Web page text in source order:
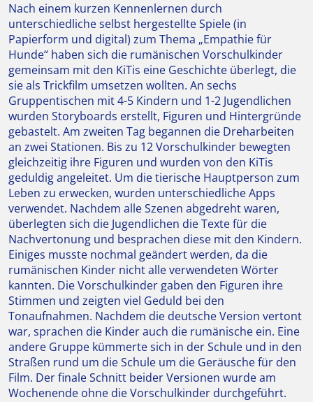
Nach einem kurzen Kennenlernen durch
unterschiedliche selbst hergestellte Spiele (in
Papierform und digital) zum Thema „Empathie für
Hunde“ haben sich die rumänischen Vorschulkinder
gemeinsam mit den KiTis eine Geschichte überlegt, die
sie als Trickfilm umsetzen wollten. An sechs
Gruppentischen mit 4-5 Kindern und 1-2 Jugendlichen
wurden Storyboards erstellt, Figuren und Hintergründe
gebastelt. Am zweiten Tag begannen die Dreharbeiten
an zwei Stationen. Bis zu 12 Vorschulkinder bewegten
gleichzeitig ihre Figuren und wurden von den KiTis
geduldig angeleitet. Um die tierische Hauptperson zum
Leben zu erwecken, wurden unterschiedliche Apps
verwendet. Nachdem alle Szenen abgedreht waren,
überlegten sich die Jugendlichen die Texte für die
Nachvertonung und besprachen diese mit den Kindern.
Einiges musste nochmal geändert werden, da die
rumänischen Kinder nicht alle verwendeten Wörter
kannten. Die Vorschulkinder gaben den Figuren ihre
Stimmen und zeigten viel Geduld bei den
Tonaufnahmen. Nachdem die deutsche Version vertont
war, sprachen die Kinder auch die rumänische ein. Eine
andere Gruppe kümmerte sich in der Schule und in den
Straßen rund um die Schule um die Geräusche für den
Film. Der finale Schnitt beider Versionen wurde am
Wochenende ohne die Vorschulkinder durchgeführt.